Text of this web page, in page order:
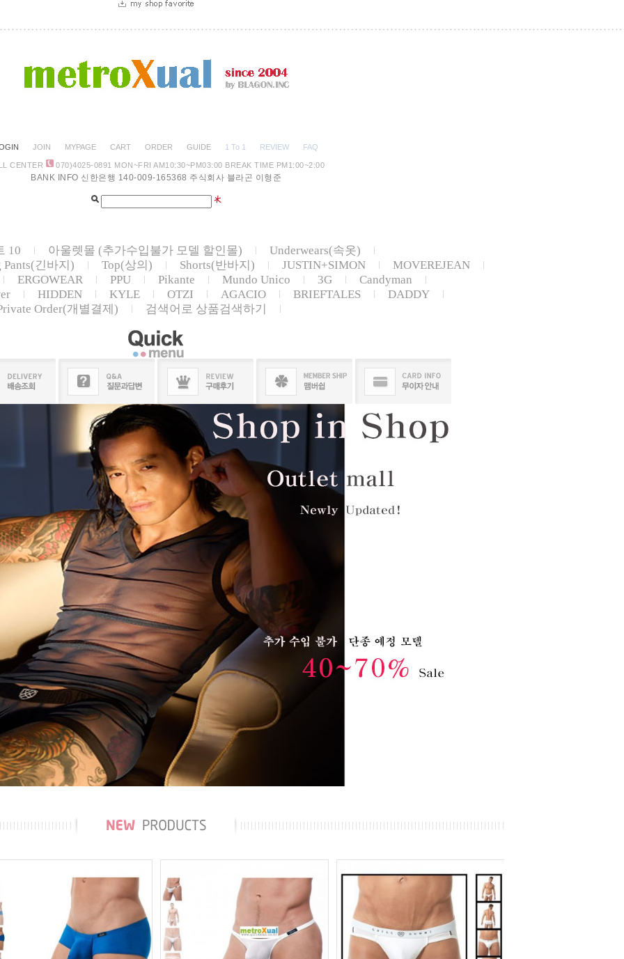
JOIN MYPAGE CART ORDER GUIDE 1 To 1 REVIEW FAQ
CENTER 070)4025-0891 MON~FRI AM10:30~PM03:00 BREAK TIME PM1:00~2:00
BANK INFO 신한은행 140-009-165368 주식회사 블라곤 이형준
10 아울렛몰 (추가수입불가 모델 할인몰)
Underwears(속옷)
Pants(긴바지)
Top(상의) Shorts(반바지) JUSTIN+SIMON
MOVEREJEAN
ERGOWEAR
PPU Pikante Mundo Unico 3G
Candyman
HIDDEN KYLE OTZI AGACIO BRIEFTALES
DADDY
Order(개별결제)
검색어로 상품검색하기